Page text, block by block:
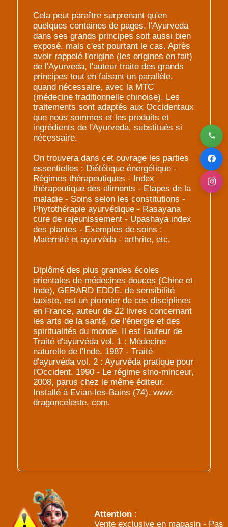
Cela peut paraître surprenant qu'en
quelques centaines de pages, l'Ayurveda
dans ses grands principes soit aussi bien
exposé, mais c'est pourtant le cas. Après
avoir rappelé l'origine (les origines en fait)
de l'Ayurveda, l'auteur traite des grands
principes tout en faisant un parallèle,
quand nécessaire, avec la MTC
(médecine traditionnelle chinoise). Les
traitements sont adaptés aux Occidentaux
que nous sommes et les produits et
ingrédients de l'Ayurveda, substitués si
nécessaire.
On trouvera dans cet ouvrage les parties
essentielles : Diététique énergétique -
Régimes thérapeutiques - Index
thérapeutique des aliments - Etapes de la
maladie - Soins selon les constitutions -
Phytothérapie ayurvédique - Rasayana
cure de rajeunissement - Upashaya index
des plantes - Exemples de soins :
Maternité et ayurvéda - arthrite, etc.
Diplômé des plus grandes écoles
orientales de médecines douces (Chine et
Inde), GERARD EDDE, de sensibilité
taoïste, est un pionnier de ces disciplines
en France, auteur de 22 livres concernant
les arts de la santé, de l'énergie et des
spiritualités du monde. Il est l'auteur de
Traité d'ayurvéda vol. 1 : Médecine
naturelle de l'Inde, 1987 - Traité
d'ayurvéda vol. 2 : Ayurvéda pratique pour
l'Occident, 1990 - Le régime sino-minceur,
2008, parus chez le même éditeur.
Installé à Evian-les-Bains (74). www.
dragonceleste. com.
Attention :
Vente exclusive en magasin - Pas